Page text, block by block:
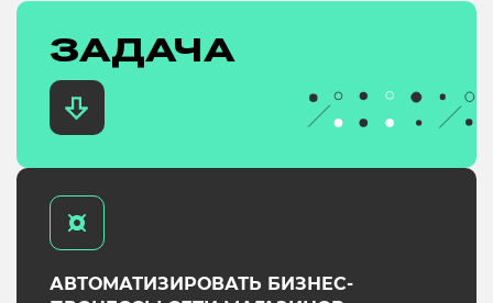
ЗАДАЧА
АВТОМАТИЗИРОВАТЬ БИЗНЕС-